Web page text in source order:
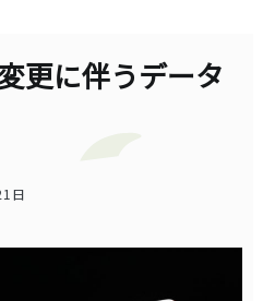
更に伴うデータ
日